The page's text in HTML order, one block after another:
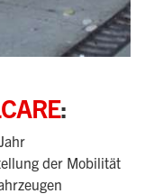
:
der Mobilität